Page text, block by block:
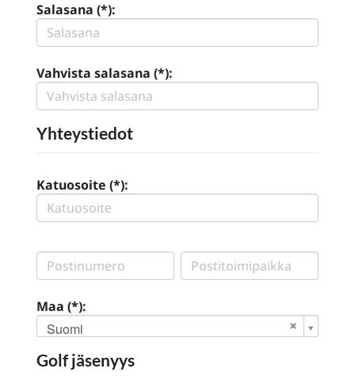
Salasana (*):
Vahvista salasana (*):
Yhteystiedot
Katuosoite (*):
Maa (*):
Suomi
Golf jäsenyys